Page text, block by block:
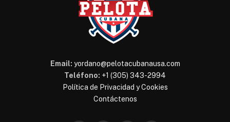
Email: yordano@pelotacubanausa.com
Teléfono: +1 (305) 343-2994
Política de Privacidad y Cookies
Contáctenos